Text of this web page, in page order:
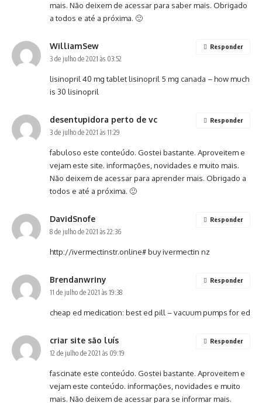
mais. Não deixem de acessar para saber mais. Obrigado
a todos e até a próxima. 🙂
WilliamSew
3 de julho de 2021 às 03:52
lisinopril 40 mg tabletlisinopril 5 mg canada – how much
is 30 lisinopril
Responder
desentupidora perto de vc
3 de julho de 2021 às 11:29
fabuloso este conteúdo. Gostei bastante. Aproveitem e
vejam este site. informações, novidades e muito mais.
Não deixem de acessar para aprender mais. Obrigado a
todos e até a próxima. 🙂
Responder
DavidSnofe
8 de julho de 2021 às 22:36
http://ivermectinstr.online#buy ivermectin nz
Responder
Brendanwriny
11 de julho de 2021 às 19:38
cheap ed medication: best ed pill – vacuum pumps for ed
Responder
criar site são luís
12 de julho de 2021 às 09:19
fascinate este conteúdo. Gostei bastante. Aproveitem e
vejam este conteúdo. informações, novidades e muito
mais. Não deixem de acessar para se informar mais.
Responder